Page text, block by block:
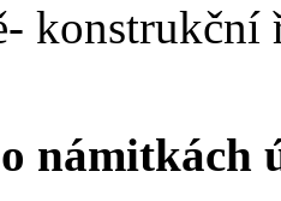
konstrukční
námitkách